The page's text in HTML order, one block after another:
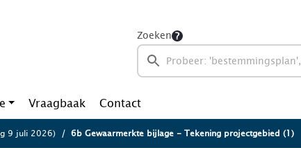
Zoeken
Vraagbaak Contact
9 juli 2026) 6b Gewaarmerkte bijlage - Tekening projectgebied (1)